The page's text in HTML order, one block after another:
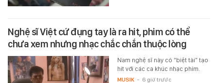
Nghệ sĩ Việt cứ đụng tay là ra hit, phim có thể
chưa xem nhưng nhạc chắc chắn thuộc lòng
Nam nghệ sĩ này có “biệt tài” tạo
hit với các ca khúc nhạc phim.
MUSIK - 6 giờ trước